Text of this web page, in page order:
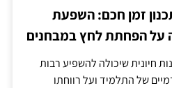
זמן חכם: השפעת
על הפחתת לחץ במבחנים
חיונית שיכולה להשפיע רבות
של התלמיד ועל רווחתו